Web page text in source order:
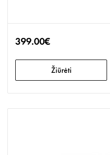
399.00€
Žiūrėti